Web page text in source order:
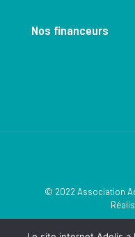
Nos financeurs
© 2022 Association